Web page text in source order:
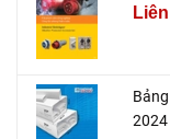
2024